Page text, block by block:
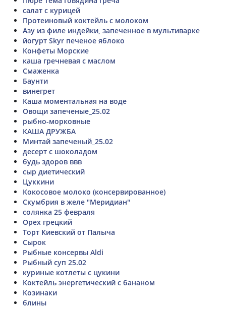
салат с курицей
Протеиновый коктейль с молоком
Азу из филе индейки, запеченное в мультиварке
йогурт Skyr печеное яблоко
Конфеты Морские
каша гречневая с маслом
Смаженка
Баунти
винегрет
Каша моментальная на воде
Овощи запеченые_25.02
рыбно-морковные
КАША ДРУЖБА
Минтай запеченый_25.02
десерт с шоколадом
будь здоров ввв
сыр диетический
Цуккини
Кокосовое молоко (консервированное)
Скумбрия в желе "Меридиан"
солянка 25 февраля
Орех грецкий
Торт Киевский от Палыча
Сырок
Рыбные консервы Aldi
Рыбный суп 25.02
куриные котлеты с цукини
Коктейль энергетический с бананом
Козинаки
блины